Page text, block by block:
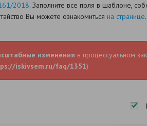
2018. Заполните все поля в шаблоне,
Вы можете ознакомиться на странице
изменения в процессуальном
iskivsem.ru/faq/1351)